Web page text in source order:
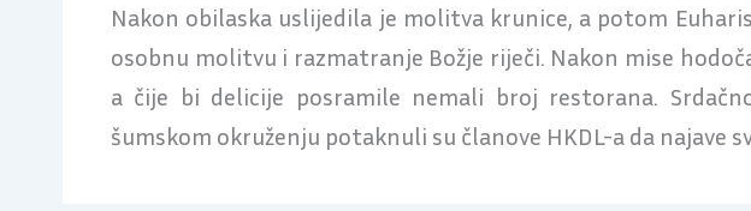
Nakon obilaska uslijedila je molitva krunice, a potom
osobnu molitvu i razmatranje Božje riječi. Nakon mise
a čije bi delicije posramile nemali broj restorana.
šumskom okruženju potaknuli su članove HKDL-a da najave